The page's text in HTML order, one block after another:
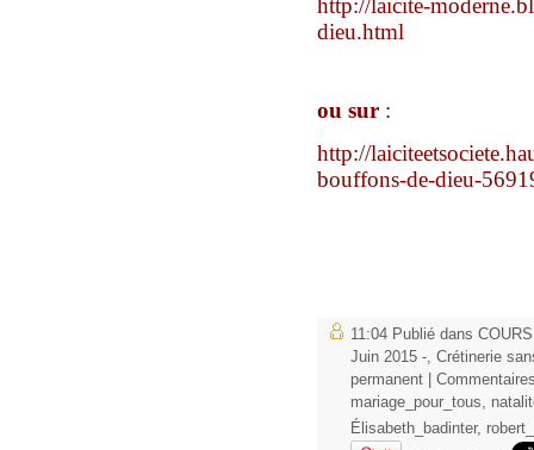
http://laicite-
dieu.html
ou sur :
http://
bouffons-de-dieu-
11:04 Publié dans
Juin 2015 - Crétinerie
permanent
mariage_pour_tous
Élisabeth_badinter,